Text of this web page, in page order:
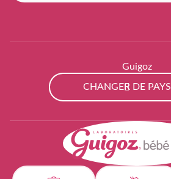
Guigoz
CHANGER DE PAYS